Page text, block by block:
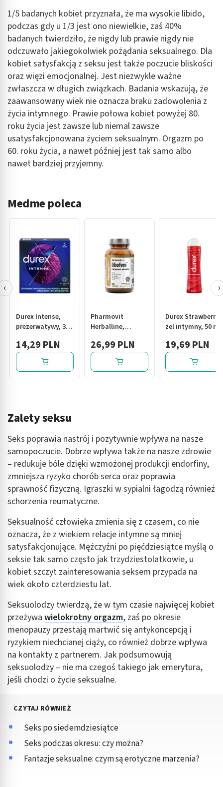
1/5 badanych kobiet przyznała, że ma wysokie libido,
podczas gdy u 1/3 jest ono niewielkie, zaś 40%
badanych twierdziło, że nigdy lub prawie nigdy nie
odczuwało jakiegokolwiek pożądania seksualnego. Dla
kobiet satysfakcją z seksu jest także poczucie bliskości
oraz więzi emocjonalnej. Jest niezwykle ważne
zwłaszcza w długich związkach. Badania wskazują, że
zaawansowany wiek nie oznacza braku zadowolenia z
życia intymnego. Prawie połowa kobiet powyżej 80.
roku życia jest zawsze lub niemal zawsze
usatysfakcjonowana życiem seksualnym. Orgazm po
60. roku życia, a nawet później jest tak samo albo
nawet bardziej przyjemny.
Medme poleca
Durex Intense,
prezerwatywy, 3
14,29 PLN
Pharmovit
Herballine,
aktywność
seksualna,
kapsułki, 60 szt.
26,99 PLN
Durex Strawberry,
żel intymny, 50 ml
19,69 PLN
‹ ›
Zalety seksu
Seks poprawia nastrój i pozytywnie wpływa na nasze
samopoczucie. Dobrze wpływa także na nasze zdrowie
– redukuje bóle dzięki wzmożonej produkcji endorfiny,
zmniejsza ryzyko chorób serca oraz poprawia
sprawność fizyczną. Igraszki w sypialni łagodzą również
schorzenia reumatyczne.
Seksualność człowieka zmienia się z czasem, co nie
oznacza, że z wiekiem relacje intymne są mniej
satysfakcjonujące. Mężczyźni po pięćdziesiątce myślą o
seksie tak samo często jak trzydziestolatkowie, u
kobiet szczyt zainteresowania seksem przypada na
wiek około czterdziestu lat.
Seksuolodzy twierdzą, że w tym czasie najwięcej kobiet
przeżywa wielokrotny orgazm, zaś po okresie
menopauzy przestają martwić się antykoncepcją i
ryzykiem niechcianej ciąży, co również dobrze wpływa
na kontakty z partnerem. Jak podsumowują
seksuolodzy – nie ma czegoś takiego jak emerytura,
jeśli chodzi o życie seksualne.
CZYTAJ RÓWNIEŻ
Seks po siedemdziesiątce
Seks podczas okresu: czy można?
Fantazje seksualne: czym są erotyczne marzenia?